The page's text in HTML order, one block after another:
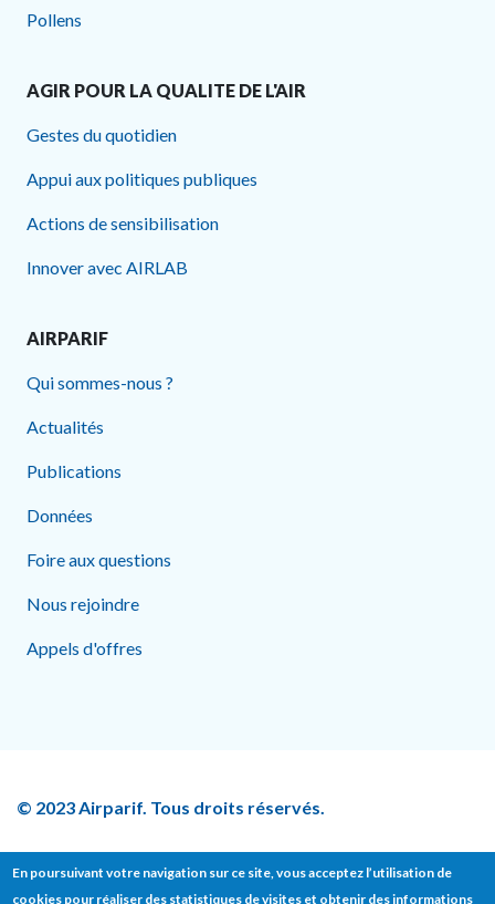
Pollens
AGIR POUR LA QUALITE DE L'AIR
Gestes du quotidien
Appui aux politiques publiques
Actions de sensibilisation
Innover avec AIRLAB
AIRPARIF
Qui sommes-nous ?
Actualités
Publications
Données
Foire aux questions
Nous rejoindre
Appels d'offres
© 2023 Airparif. Tous droits réservés.
En poursuivant votre navigation sur ce site, vous acceptez l’utilisation de
cookies pour réaliser des statistiques de visites et obtenir des informations